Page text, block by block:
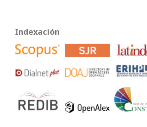
Indexación